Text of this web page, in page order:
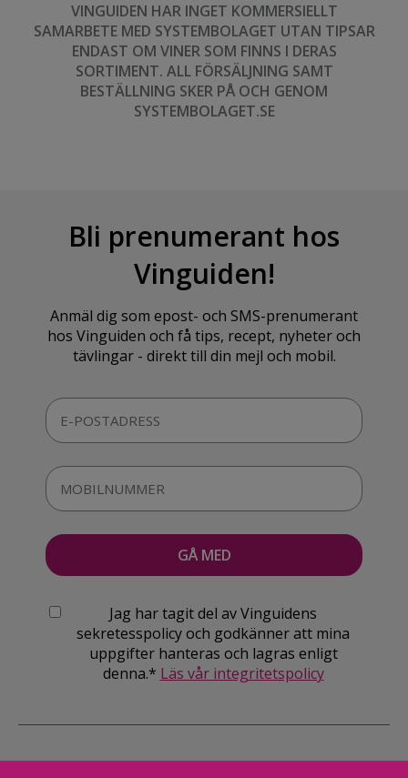
VINGUIDEN HAR INGET KOMMERSIELLT
SAMARBETE MED SYSTEMBOLAGET UTAN TIPSAR
ENDAST OM VINER SOM FINNS I DERAS
SORTIMENT. ALL FÖRSÄLJNING SAMT
BESTÄLLNING SKER PÅ OCH GENOM
SYSTEMBOLAGET.SE
Bli prenumerant hos
Vinguiden!
Anmäl dig som epost- och SMS-prenumerant
hos Vinguiden och få tips, recept, nyheter och
tävlingar - direkt till din mejl och mobil.
Jag har tagit del av Vinguidens
sekretesspolicy och godkänner att mina
uppgifter hanteras och lagras enligt
denna.* Läs vår integritetspolicy